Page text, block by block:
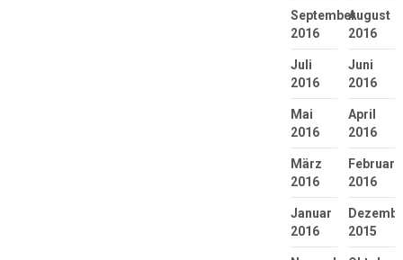
September
2016
August
2016
Juli
2016
Juni
2016
Mai
2016
April
2016
März
2016
Februar
2016
Januar
2016
2015